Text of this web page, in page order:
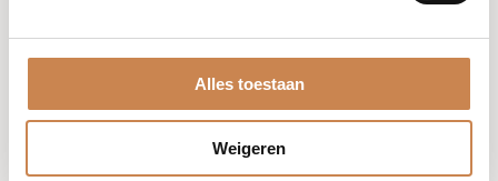
Alles toestaan
Weigeren
Collageenmetabolisme stimuleren
Met vitamines A, D en E ondersteunt deze olie een
sterke, gezonde huidstructuur.